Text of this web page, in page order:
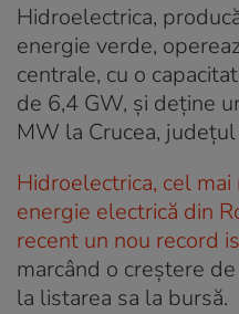
Hidroelectrica,
energie verde,
centrale, cu o
de 6,4 GW, și deține
MW la Crucea,
Hidroelectrica, cel
energie electrică din
recent un nou record
marcând o creștere
la listarea sa la bursă.